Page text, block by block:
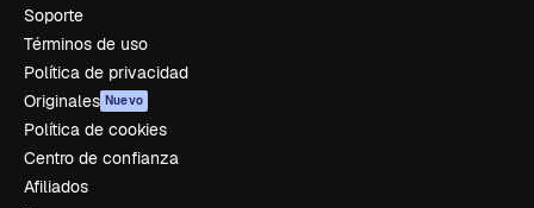
Soporte
Términos de uso
Política de privacidad
Originales Nuevo
Política de cookies
Centro de confianza
Afiliados